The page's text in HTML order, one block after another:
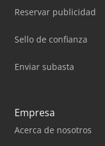
Reservar publicidad
Sello de confianza
Enviar subasta
Empresa
Acerca de nosotros